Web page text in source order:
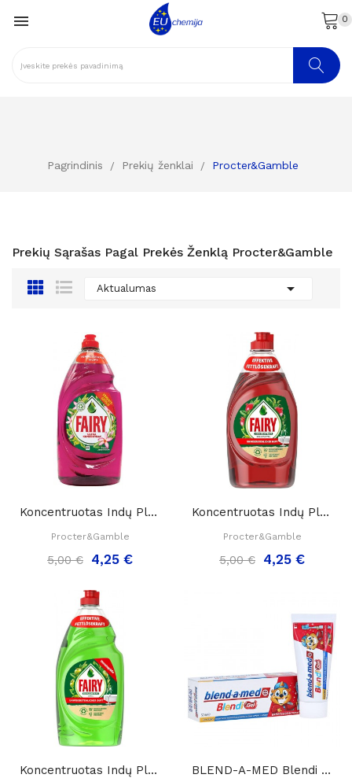
 0
Pagrindinis Prekių ženklai Procter&Gamble
Prekių Sąrašas Pagal Prekės Ženklą Procter&Gamble
Aktualumas 
Koncentruotas Indų Ploviklis Fairy Konzentrat...
Procter&Gamble
5,00 € 4,25 €
Koncentruotas Indų Ploviklis Fairy Konzentrat...
Procter&Gamble
5,00 € 4,25 €
Koncentruotas Indų Ploviklis Fairy Konzentrat... BLEND-A-MED Blendi Gel Dantų Pasta Vaikams Iki...